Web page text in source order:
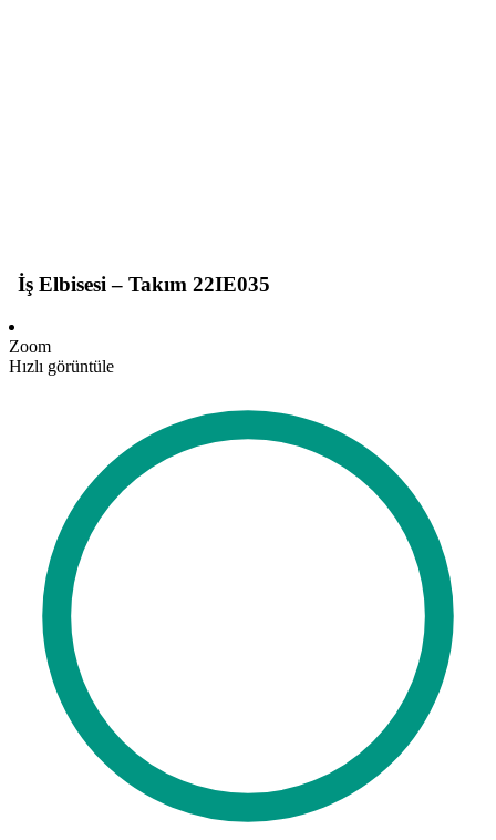
İş Elbisesi – Takım 22IE035
Zoom
Hızlı görüntüle